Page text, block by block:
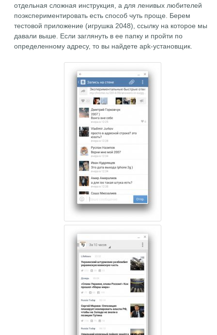
отдельная сложная инструкция, а для ленивых любителей
поэкспериментировать есть способ чуть проще. Берем
тестовой приложение (игрушка 2048), ссылку на которое мы
давали выше. Если заглянуть в ее папку и пройти по
определенному адресу, то вы найдете apk-установщик.